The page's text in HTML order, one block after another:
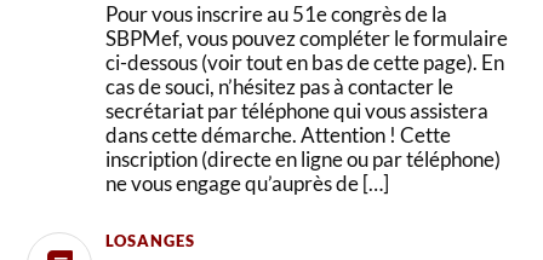
Pour vous inscrire au 51e congrès de la
SBPMef, vous pouvez compléter le formulaire
ci-dessous (voir tout en bas de cette page). En
cas de souci, n’hésitez pas à contacter le
secrétariat par téléphone qui vous assistera
dans cette démarche. Attention ! Cette
inscription (directe en ligne ou par téléphone)
ne vous engage qu’auprès de […]
LOSANGES